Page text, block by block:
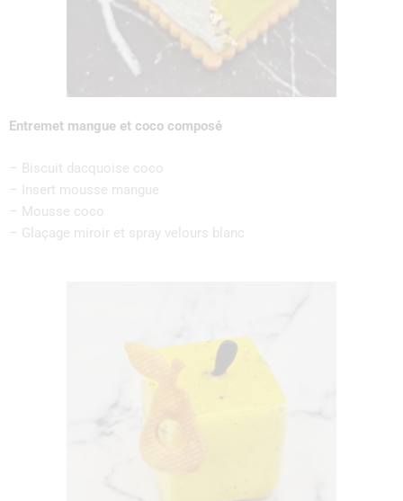
Entremet mangue et coco composé
– Biscuit dacquoise coco
– Insert mousse mangue
– Mousse coco
– Glaçage miroir et spray velours blanc